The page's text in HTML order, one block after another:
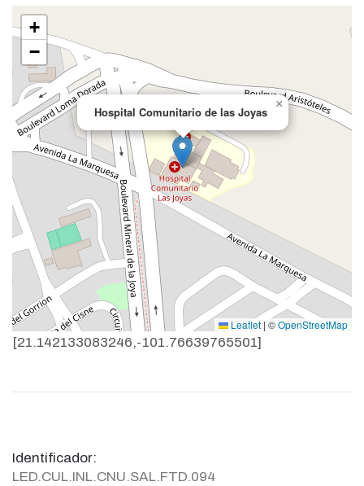
Hospital Comunitario de las Joyas
×
+
−
Leaflet | ©OpenStreetMap
[21.142133083246,-101.76639765501]
Identificador:
LED.CUL.INL.CNU.SAL.FTD.094